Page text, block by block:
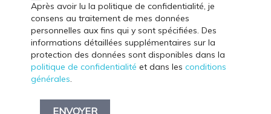
Après avoir lu la politique de confidentialité, je
consens au traitement de mes données
personnelles aux fins qui y sont spécifiées. Des
informations détaillées supplémentaires sur la
protection des données sont disponibles dans la
politique de confidentialité et dans les conditions
générales.